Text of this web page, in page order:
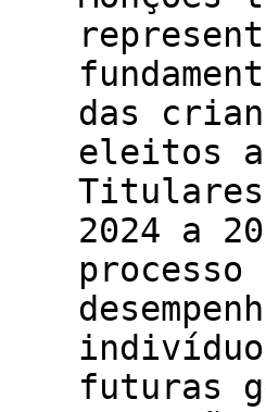
das
eleitos
Titulares
2024 a
futuras